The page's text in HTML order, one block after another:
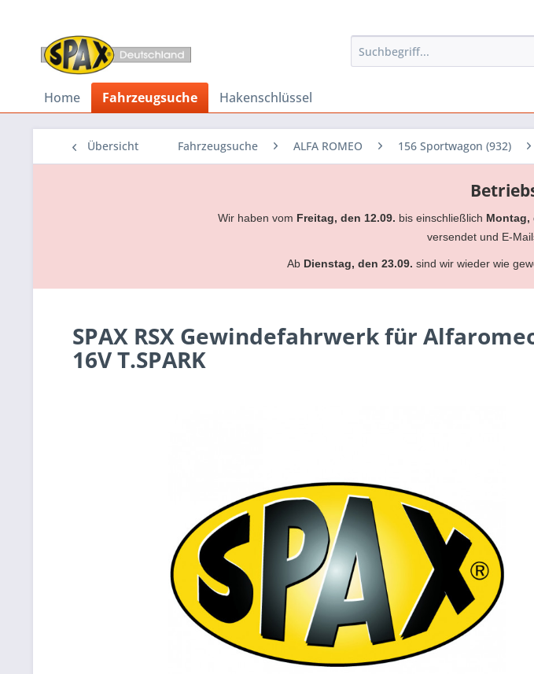
Home Fahrzeugsuche Hakenschlüssel
Übersicht Fahrzeugsuche ALFA ROMEO 156 Sportwagon (932)
Wir haben vom Freitag, den 12.09. bis einschließlich Montag,
versendet und E-
Ab Dienstag, den 23.09. sind wir wieder wie
SPAX RSX Gewindefahrwerk für
16V T.SPARK